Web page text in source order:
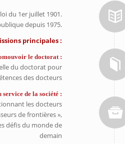
du 1er juillet 1901.
depuis 1975.
principales :
le doctorat :
du doctorat pour
des docteurs
service de la société :
les docteurs
de frontières »,
défis du monde de
demain